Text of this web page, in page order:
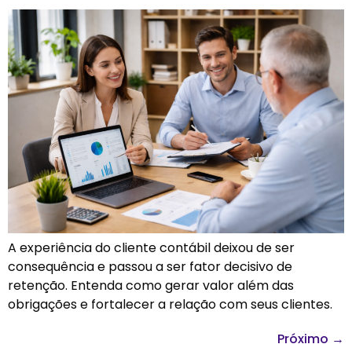
A experiência do cliente contábil deixou de ser
consequência e passou a ser fator decisivo de
retenção. Entenda como gerar valor além das
obrigações e fortalecer a relação com seus clientes.
Próximo →